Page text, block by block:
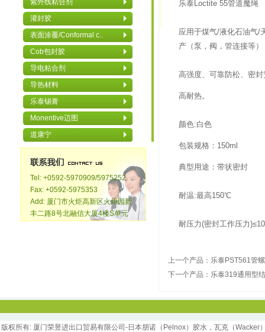
紫外线粘合剂
灌封胶
表面涂覆/Conformal c..
Cob包封胶
导电粘合剂
导热材料
乐泰锡膏
Monentive迈图
道康宁
Tel: +0592-5970909/5975252
Fax: +0592-5975353
Add: 厦门市火炬高新区火炬园新
丰二路8号北融信大厦4楼S单元
乐泰Loctite 55管道魔绳
应用于煤气/液化石油气/
产（泵，阀，管连接等）
高强度、可靠防松、密封
高耐热。
颜色:白色
包装规格：150ml
典型用途：带状密封
耐温:最高150℃
耐压力(密封工作压力
上一个产品： 乐泰PST561管
下一个产品： 乐泰319通用型
版权所有: 厦门荣昱进出口贸易有限公司-日本朋诺（Pelnox）胶水，瓦克（